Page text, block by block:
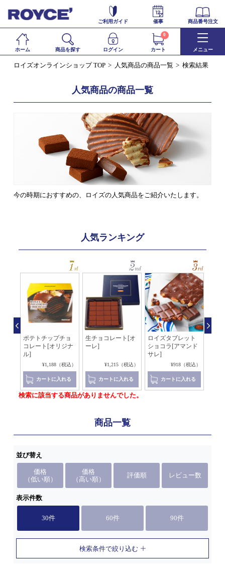
ご利用ガイド 催事 商品番号注文
ホーム 商品を探す ログイン カート
0
メニュー
ロイズオンラインショップ TOP 人気商品の商品一覧 検索結果
人気商品の商品一覧
今の時期におすすめの、ロイズの人気商品をご紹介いたします。
人気ランキング
ポテトチップチョ
コレート[オリジナ
ル]
¥1,188（税込）
カートに入れる
生チョコレート[オ
ーレ]
¥1,215（税込）
カートに入れる
ロイズタブレット
ショコラ[アマンド
サレ]
¥918（税込）
カートに入れる
検索に該当する商品がありませんでした。
商品一覧
並び替え
価格
（低い順）
価格
（高い順）
評価順 レビュー数
表示件数
30件 60件 90件
検索条件で絞り込む